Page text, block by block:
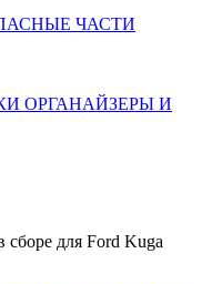
ЧАСТИ
ОРГАНАЙЗЕРЫ И
для Ford Kuga